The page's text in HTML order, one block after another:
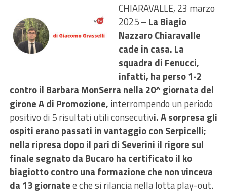
CHIARAVALLE, 23 marzo
2025 – La Biagio
Nazzaro Chiaravalle
cade in casa. La
squadra di Fenucci,
infatti, ha perso 1-2
contro il Barbara MonSerra nella 20^ giornata del
girone A di Promozione, interrompendo un periodo
positivo di 5 risultati utili consecutivi. A sorpresa gli
ospiti erano passati in vantaggio con Serpicelli;
nella ripresa dopo il pari di Severini il rigore sul
finale segnato da Bucaro ha certificato il ko
biagiotto contro una formazione che non vinceva
da 13 giornatee che si rilancia nella lotta play-out.